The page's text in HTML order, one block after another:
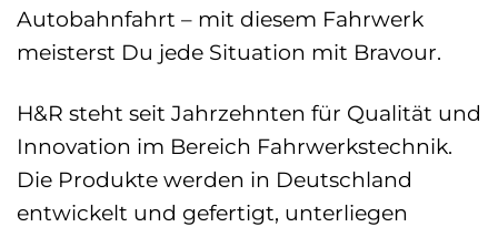
Autobahnfahrt – mit diesem Fahrwerk
meisterst Du jede Situation mit Bravour.
H&R steht seit Jahrzehnten für Qualität und
Innovation im Bereich Fahrwerkstechnik.
Die Produkte werden in Deutschland
entwickelt und gefertigt, unterliegen